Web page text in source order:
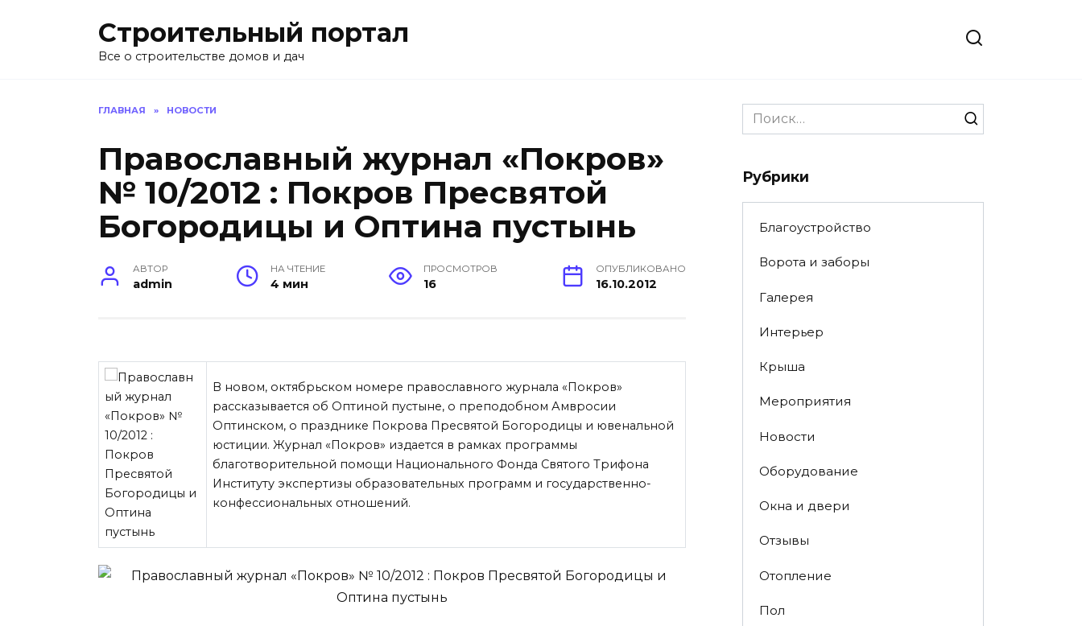
Строительный портал
Все о строительстве домов и дач
ГЛАВНАЯ » НОВОСТИ
Православный журнал «Покров»
№ 10/2012 : Покров Пресвятой
Богородицы и Оптина пустынь
АВТОР
admin
НА ЧТЕНИЕ
4 мин
ПРОСМОТРОВ
16
ОПУБЛИКОВАНО
16.10.2012
В новом, октябрьском номере православного журнала «Покров»
рассказывается об Оптиной пустыне, о преподобном Амвросии
Оптинском, о празднике Покрова Пресвятой Богородицы и ювенальной
юстиции. Журнал «Покров» издается в рамках программы
благотворительной помощи Национального Фонда Святого Трифона
Институту экспертизы образовательных программ и государственно-
конфессиональных отношений.
Search
for:
Рубрики
Благоустройство
Ворота и заборы
Галерея
Интерьер
Крыша
Мероприятия
Новости
Оборудование
Окна и двери
Отзывы
Отопление
Пол